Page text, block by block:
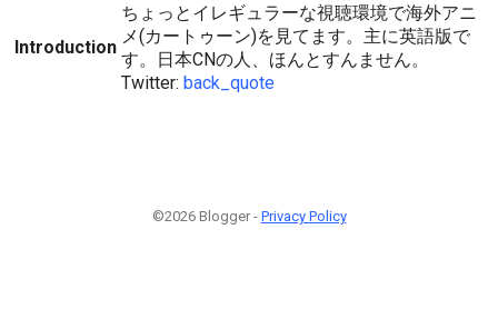
Introduction
ちょっとイレギュラーな視聴環境で海外アニ
メ(カートゥーン)を見てます。主に英語版で
す。日本CNの人、ほんとすんません。
Twitter: back_quote
©2026 Blogger - Privacy Policy